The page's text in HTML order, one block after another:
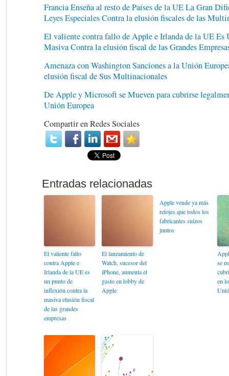
Francia Enseña al resto de Países de la UE La Gran
Leyes Especiales Contra la elusión fiscales de las
El valiente contra fallo de Apple e Irlanda de la UE Es
Masiva Contra la elusión fiscal de las Grandes
Amenaza con Washington Sanciones a la Unión
elusión fiscal de Sus Multinacionales
De Apple y Microsoft se Mueven para cubrirse
Unión Europea
Compartir en Redes Sociales
El valiente fallo
contra Apple e
Irlanda de la UE es
un punto de
inflexión contra la
masiva elusión fiscal
de las grandes
empresas
El lanzamiento de
Watch, sucesor del
iPhone, aumenta el
gasto en lobby de
Apple
Apple vende ya más
relojes que todos los
fabricantes suizos
juntos
se
en